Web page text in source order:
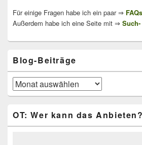
Für einige Fragen habe ich ein paar ⇒ FAQs
Außerdem habe ich eine Seite mit ⇒
Blog-Beiträge
Blog-
Beiträge
OT: Wer kann das Anbieten?